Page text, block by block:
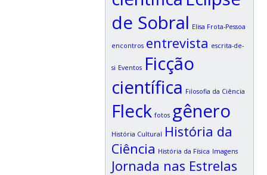
de Sobral Elisa Frota-Pessoa
encontros entrevista escrita-de-
si Eventos Ficção
científica Filosofia da Ciência
Fleck fotos gênero
História Cultural História da
Ciência História da Física Imagens
Jornada nas Estrelas